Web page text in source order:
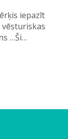
iepazīt
…Ši…